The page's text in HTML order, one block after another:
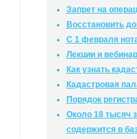
Запрет на
Восстановить
С 1 февраля
Лекции и
Как узнать
Кадастровая
Порядок
Около 18 тысяч
содержится в